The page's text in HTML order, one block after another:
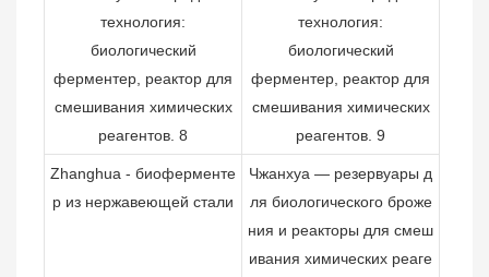
Zhanghua - биоферменте
р из нержавеющей стали
Чжанхуа — резервуары д
ля биологического броже
ния и реакторы для смеш
ивания химических реаге